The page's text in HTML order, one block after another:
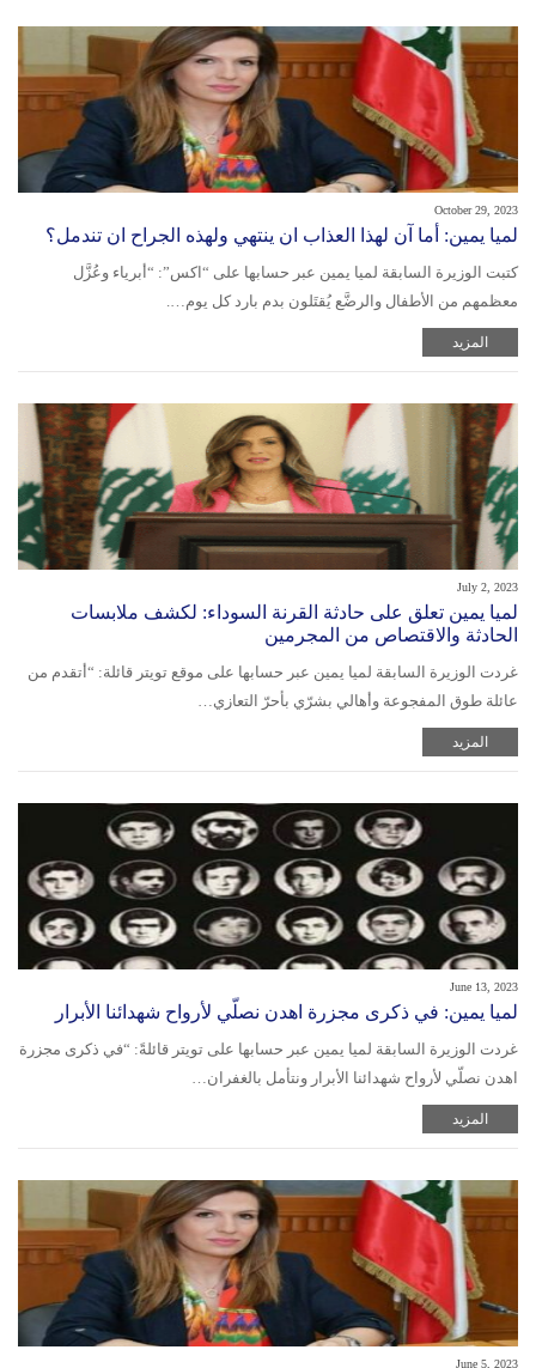
October 29, 2023
لميا يمين: أما آن لهذا العذاب ان ينتهي ولهذه الجراح ان تندمل؟
كتبت الوزيرة السابقة لميا يمين عبر حسابها على “اكس”: “أبرياء وعُزَّل
معظمهم من الأطفال والرضَّع يُقتَلون بدم بارد كل يوم….
المزيد
July 2, 2023
لميا يمين تعلق على حادثة القرنة السوداء: لكشف ملابسات
الحادثة والاقتصاص من المجرمين
غردت الوزيرة السابقة لميا يمين عبر حسابها على موقع تويتر قائلة: “أتقدم من
عائلة طوق المفجوعة وأهالي بشرّي بأحرّ التعازي…
المزيد
June 13, 2023
لميا يمين: في ذكرى مجزرة اهدن نصلّي لأرواح شهدائنا الأبرار
غردت الوزيرة السابقة لميا يمين عبر حسابها على تويتر قائلةً: “في ذكرى مجزرة
اهدن نصلّي لأرواح شهدائنا الأبرار ونتأمل بالغفران…
المزيد
June 5, 2023